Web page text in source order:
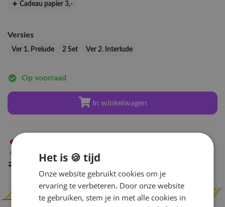
Cadeau papier 3,-
Versies
Ver 1. Prelude 2 Set Ver 2. Interlude
Op voorraad
In winkelwagen
Op voorraad
in Amsterdam
binnen 2 werkdagen
Het is 🍪 tijd
Onze website gebruikt cookies om je
ervaring te verbeteren. Door onze website
te gebruiken, stem je in met alle cookies in